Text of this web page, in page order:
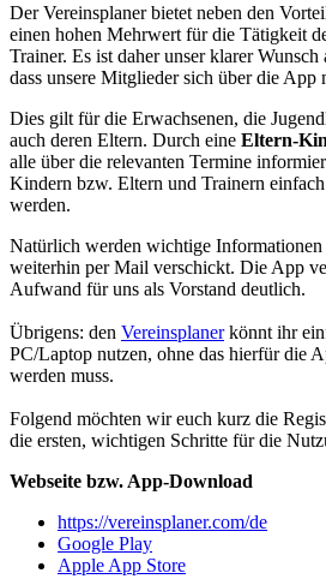
Der Vereinsplaner bietet neben den
einen hohen Mehrwert für die Tätigkeit
Trainer. Es ist daher unser klarer
dass unsere Mitglieder sich über die App
Dies gilt für die Erwachsenen, die
auch deren Eltern. Durch eine Eltern-
alle über die relevanten Termine
Kindern bzw. Eltern und Trainern
werden.
Natürlich werden wichtige Informationen
weiterhin per Mail verschickt. Die App
Aufwand für uns als Vorstand deutlich.
Übrigens: den Vereinsplanerkönnt ihr
PC/Laptop nutzen, ohne das hierfür die
werden muss.
Folgend möchten wir euch kurz die
die ersten, wichtigen Schritte für die
Webseite bzw. App-Download
https://vereinsplaner.com/de
Google Play
Apple App Store